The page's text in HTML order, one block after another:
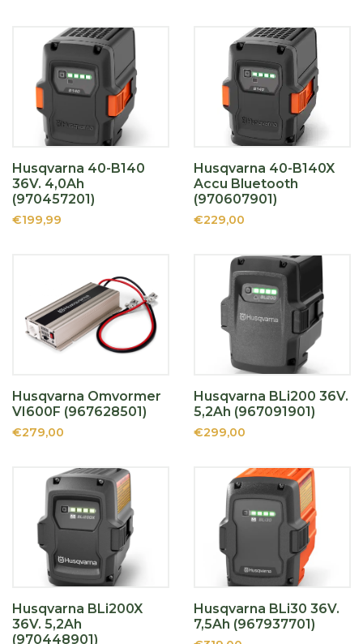
Husqvarna 40-B140
36V. 4,0Ah
(970457201)
€199,99
Husqvarna 40-B140X
Accu Bluetooth
(970607901)
€229,00
Husqvarna Omvormer
VI600F (967628501)
€279,00
Husqvarna BLi200 36V.
5,2Ah (967091901)
€299,00
Husqvarna BLi200X
36V. 5,2Ah
(970448901)
Husqvarna BLi30 36V.
7,5Ah (967937701)